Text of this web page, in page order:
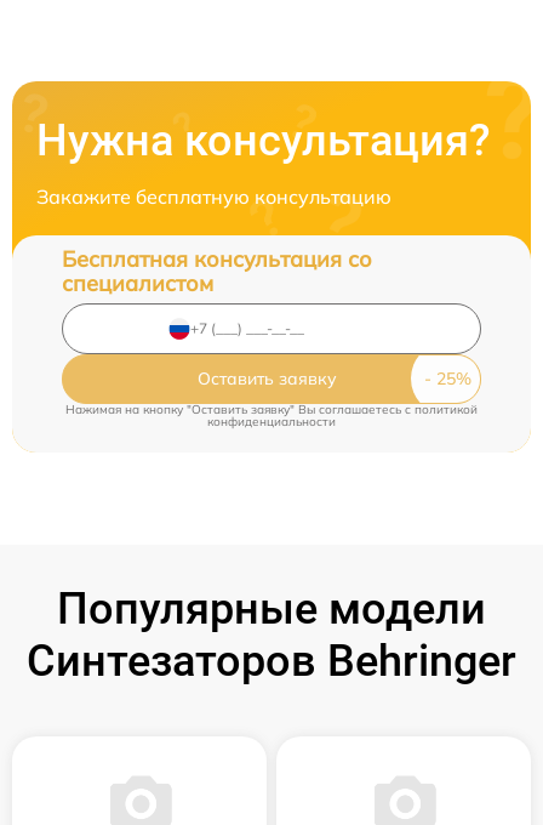
Нужна консультация?
Закажите бесплатную консультацию
Бесплатная консультация со
специалистом
Оставить заявку
Нажимая на кнопку "Оставить заявку" Вы соглашаетесь cполитикой
конфиденциальности
Популярные модели
Синтезаторов Behringer